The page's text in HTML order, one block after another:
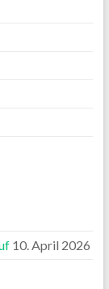
10. April 2026